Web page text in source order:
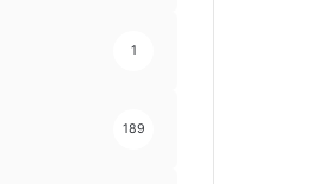
1
189